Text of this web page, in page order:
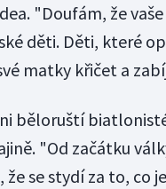
"Doufám, že
děti. Děti, které
matky křičet a
běloruští
"Od začátku
že se stydí za to, co